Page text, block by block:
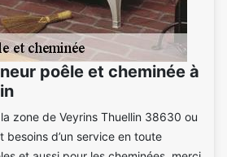
poêle et cheminée à
zone de Veyrins Thuellin 38630 ou
besoins d’un service en toute